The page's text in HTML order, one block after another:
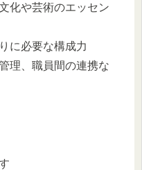
化や芸術のエッセン
に必要な構成力
理、職員間の連携な